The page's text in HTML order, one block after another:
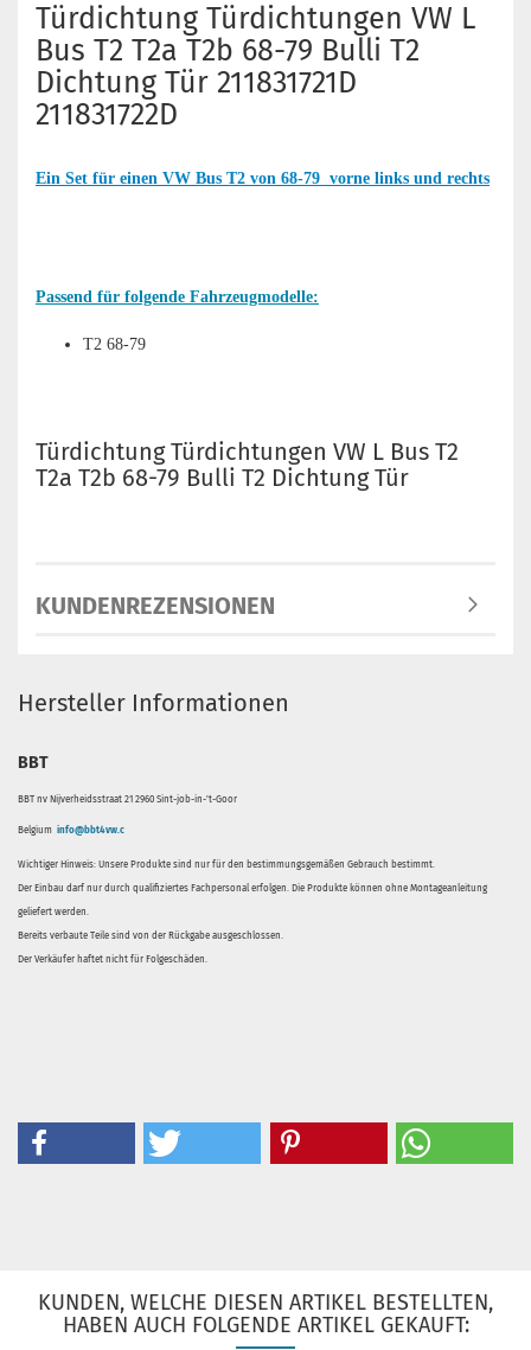
Türdichtung Türdichtungen VW L
Bus T2 T2a T2b 68-79 Bulli T2
Dichtung Tür 211831721D
211831722D
Ein Set für einen VW Bus T2 von 68-79 vorne links und rechts
Passend für folgende Fahrzeugmodelle:
T2 68-79
Türdichtung Türdichtungen VW L Bus T2
T2a T2b 68-79 Bulli T2 Dichtung Tür
KUNDENREZENSIONEN
Hersteller Informationen
BBT
BBT nv Nijverheidsstraat 21 2960 Sint-job-in-'t-Goor
Belgium info@bbt4vw.c
Wichtiger Hinweis: Unsere Produkte sind nur für den bestimmungsgemäßen Gebrauch bestimmt.
Der Einbau darf nur durch qualifiziertes Fachpersonal erfolgen. Die Produkte können ohne Montageanleitung
geliefert werden.
Bereits verbaute Teile sind von der Rückgabe ausgeschlossen.
Der Verkäufer haftet nicht für Folgeschäden.
KUNDEN, WELCHE DIESEN ARTIKEL BESTELLTEN,
HABEN AUCH FOLGENDE ARTIKEL GEKAUFT: